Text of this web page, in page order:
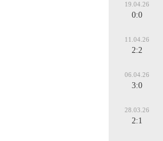
19.04.26
0:0
11.04.26
2:2
06.04.26
3:0
28.03.26
2:1